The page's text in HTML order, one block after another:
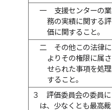
一
支援センターの業
務の実績に関する評
価に関すること。
二
その他この法律に
よりその権限に属さ
せられた事項を処理
すること。
３
評価委員会の委員に
は、少なくとも最高裁